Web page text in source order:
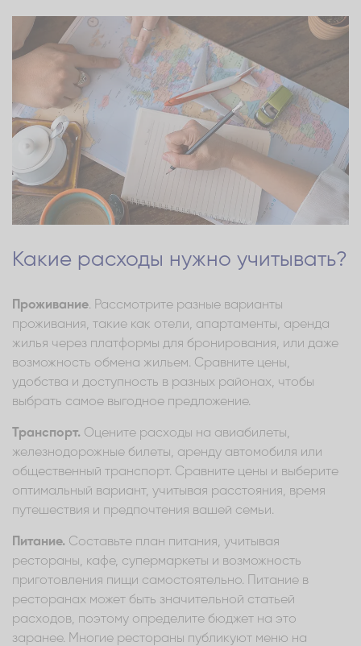
Какие расходы нужно учитывать?
Проживание. Рассмотрите разные варианты
проживания, такие как отели, апартаменты, аренда
жилья через платформы для бронирования, или даже
возможность обмена жильем. Сравните цены,
удобства и доступность в разных районах, чтобы
выбрать самое выгодное предложение.
Транспорт. Оцените расходы на авиабилеты,
железнодорожные билеты, аренду автомобиля или
общественный транспорт. Сравните цены и выберите
оптимальный вариант, учитывая расстояния, время
путешествия и предпочтения вашей семьи.
Питание. Составьте план питания, учитывая
рестораны, кафе, супермаркеты и возможность
приготовления пищи самостоятельно. Питание в
ресторанах может быть значительной статьей
расходов, поэтому определите бюджет на это
заранее. Многие рестораны публикуют меню на